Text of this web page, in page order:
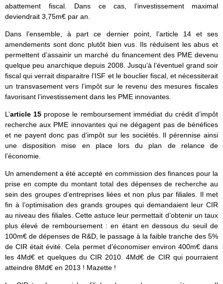
abattement fiscal. Dans ce cas, l’investissement maximal
deviendrait 3,75m€ par an.
Dans l’ensemble, à part ce dernier point, l’article 14 et ses
amendements sont donc plutôt bien vus. Ils réduisent les abus et
permettent d’assainir un marché du financement des PME devenu
quelque peu anarchique depuis 2008. Jusqu’à l’éventuel grand soir
fiscal qui verrait disparaitre l’ISF et le bouclier fiscal, et nécessiterait
un transvasement vers l’impôt sur le revenu des mesures fiscales
favorisant l’investissement dans les PME innovantes.
L’article 15 propose le remboursement immédiat du crédit d’impôt
recherche aux PME innovantes qui ne dégagent pas de bénéfices
et ne payent donc pas d’impôt sur les sociétés. Il pérennise ainsi
une disposition mise en place lors du plan de relance de
l’économie.
Un amendement a été accepté en commission des finances pour la
prise en compte du montant total des dépenses de recherche au
sein des groupes d’entreprises liées et non plus par filiales. Il met
fin à l’optimisation des grands groupes qui demandaient leur CIR
au niveau des filiales. Cette astuce leur permettait d’obtenir un taux
plus élevé de remboursement : en étant en dessous du seuil de
100m€ de dépenses de R&D, le passage à la faible tranche des 5%
de CIR était évité. Cela permet d’économiser environ 400m€ dans
les 4Md€ et quelques du CIR 2010. 4Md€ de CIR qui pourraient
atteindre 8Md€ en 2013 ! Mazette !